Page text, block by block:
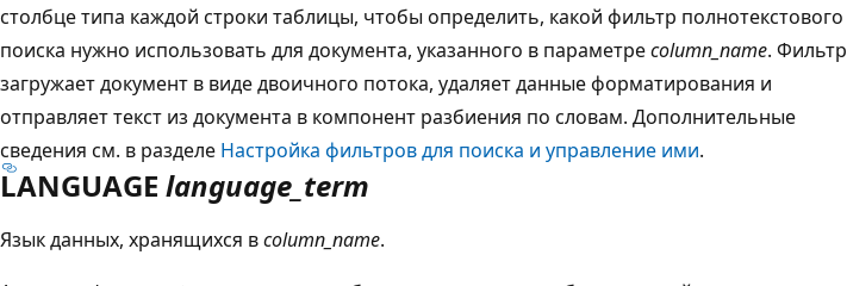
столбце типа каждой строки таблицы, чтобы определить, какой фильтр полнотекстового
поиска нужно использовать для документа, указанного в параметреcolumn_name. Фильтр
загружает документ в виде двоичного потока, удаляет данные форматирования и
отправляет текст из документа в компонент разбиения по словам. Дополнительные
сведения см. в разделе Настройка фильтров для поиска и управление ими.
LANGUAGE language_term
Язык данных, хранящихся вcolumn_name.